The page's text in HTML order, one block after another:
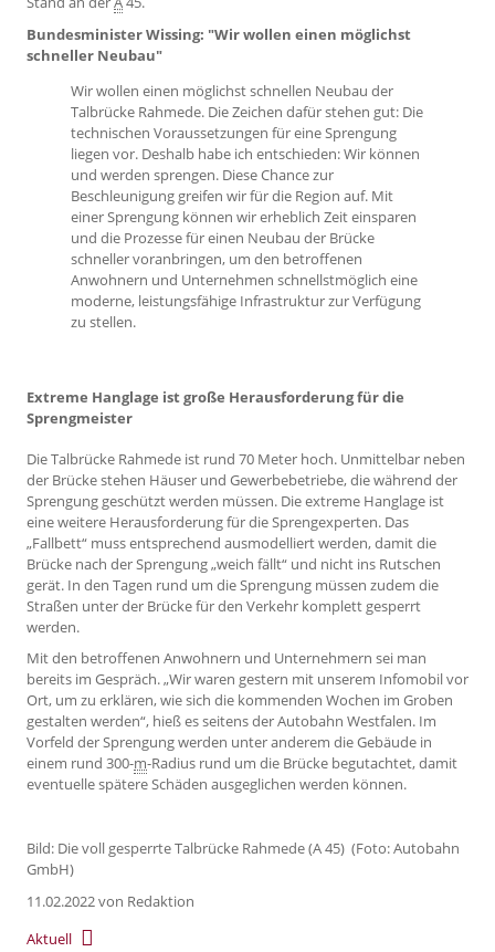
Bundesminister Wissing: "Wir wollen einen möglichst
schneller Neubau"
Wir wollen einen möglichst schnellen Neubau der
Talbrücke Rahmede. Die Zeichen dafür stehen gut: Die
technischen Voraussetzungen für eine Sprengung
liegen vor. Deshalb habe ich entschieden: Wir können
und werden sprengen. Diese Chance zur
Beschleunigung greifen wir für die Region auf. Mit
einer Sprengung können wir erheblich Zeit einsparen
und die Prozesse für einen Neubau der Brücke
schneller voranbringen, um den betroffenen
Anwohnern und Unternehmen schnellstmöglich eine
moderne, leistungsfähige Infrastruktur zur Verfügung
zu stellen.
Extreme Hanglage ist große Herausforderung für die
Sprengmeister
Die Talbrücke Rahmede ist rund 70 Meter hoch. Unmittelbar neben
der Brücke stehen Häuser und Gewerbebetriebe, die während der
Sprengung geschützt werden müssen. Die extreme Hanglage ist
eine weitere Herausforderung für die Sprengexperten. Das
„Fallbett“ muss entsprechend ausmodelliert werden, damit die
Brücke nach der Sprengung „weich fällt“ und nicht ins Rutschen
gerät. In den Tagen rund um die Sprengung müssen zudem die
Straßen unter der Brücke für den Verkehr komplett gesperrt
werden.
Mit den betroffenen Anwohnern und Unternehmern sei man
bereits im Gespräch. „Wir waren gestern mit unserem Infomobil vor
Ort, um zu erklären, wie sich die kommenden Wochen im Groben
gestalten werden“, hieß es seitens der Autobahn Westfalen. Im
Vorfeld der Sprengung werden unter anderem die Gebäude in
einem rund 300-m-Radius rund um die Brücke begutachtet, damit
eventuelle spätere Schäden ausgeglichen werden können.
Bild: Die voll gesperrte Talbrücke Rahmede (A 45) (Foto: Autobahn
GmbH)
11.02.2022von Redaktion
Aktuell